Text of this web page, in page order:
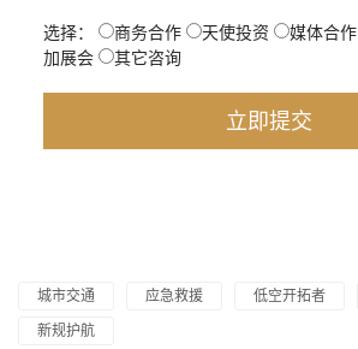
选择： 商务合作 天使投资 媒体合作
加展会
其它咨询
城市交通 应急救援 低空开拓者
新规护航